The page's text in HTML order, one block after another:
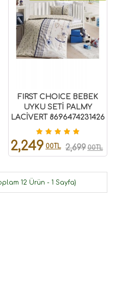
FIRST CHOICE BEBEK
UYKU SETİ PALMY
LACİVERT 8696474231426
2,249 00TL 2,699 00TL
12 Ürün - 1 Sayfa)